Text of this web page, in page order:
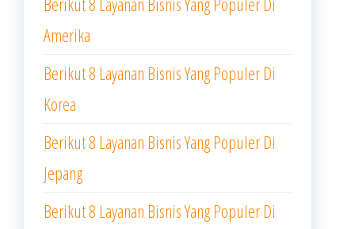
Amerika
Berikut 8 Layanan Bisnis Yang Populer Di
Korea
Berikut 8 Layanan Bisnis Yang Populer Di
Jepang
Berikut 8 Layanan Bisnis Yang Populer Di